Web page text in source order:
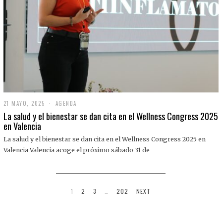
21 MAYO, 2025
1
M
O
,
AGENDA
La salud y el bienestar se dan cita en el Wellness Congress 2025
en Valencia
La salud y el bienestar se dan cita en el Wellness Congress 2025 en
Valencia Valencia acoge el próximo sábado 31 de
1 2 3 202 NEXT